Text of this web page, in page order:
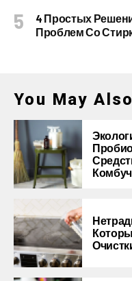
4 Простых
Проблем Со
You May